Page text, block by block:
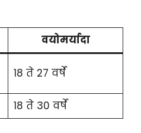
वयोमर्यादा
18 ते 27 वर्षे
18 ते 30 वर्षे